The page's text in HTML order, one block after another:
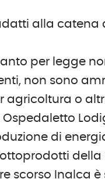
alla catena
per legge
non sono
agricoltura o
di
della
scorso Inalca